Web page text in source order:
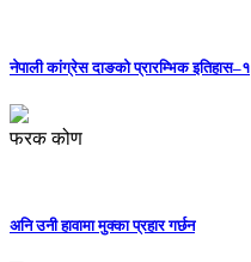
नेपाली कांग्रेस दाङको प्रारम्भिक इतिहास–१
फरक कोण
अनि उनी हावामा मुक्का प्रहार गर्छन